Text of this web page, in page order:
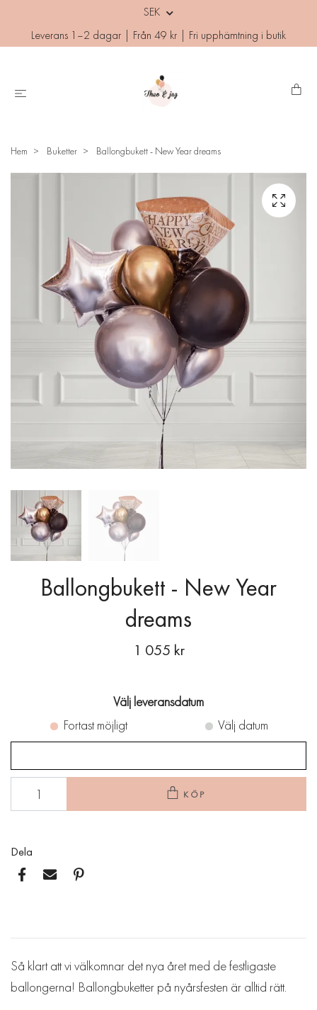
SEK
Leverans 1–2 dagar | Från 49 kr | Fri upphämtning i butik
Hem Buketter Ballongbukett - New Year dreams
Ballongbukett - New Year
dreams
1 055 kr
Välj leveransdatum
Fortast möjligt
Välj datum
KÖP
Dela
Så klart att vi välkomnar det nya året med de festligaste
ballongerna! Ballongbuketter på nyårsfesten är alltid rätt.